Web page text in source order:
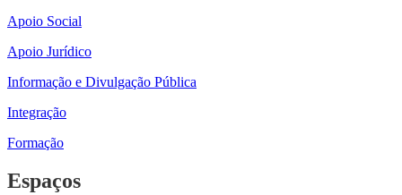
Apoio Social
Apoio Jurídico
Informação e Divulgação Pública
Integração
Formação
Espaços